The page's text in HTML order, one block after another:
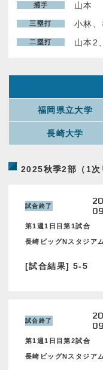
捕手 山本
三塁打 小林、
二塁打 山本2
福岡県立大学
長崎大学
2025秋季2部（1次
試合終了
第1週1日目第1試合
長崎ビッグNスタジアム
[試合結果] 5-5
試合終了
第1週1日目第2試合
長崎ビッグNスタジアム